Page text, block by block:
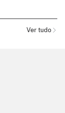
Ver tudo